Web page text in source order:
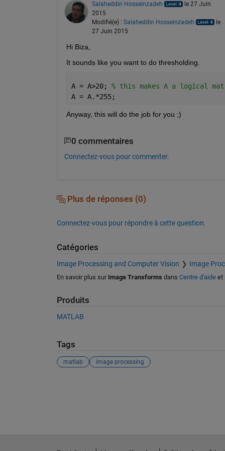
Salaheddin Hosseinzadeh
le 27 Juin
2015
Modifié(e) : Salaheddin Hosseinzadeh
le
27 Juin 2015
Hi Biza,
It sounds like you want to do thresholding.
A = A>20; % this makes A a logical
A = A.*255;
Anyway, this will do the job for you ;)
0 commentaires
Connectez-vous pour commenter.
Plus de réponses (0)
Connectez-vous pour répondre à cette question.
Catégories
Image Processing and Computer Vision Image
En savoir plus sur Image Transforms dans Centre d'aideet
Produits
MATLAB
Tags
matlab image processing